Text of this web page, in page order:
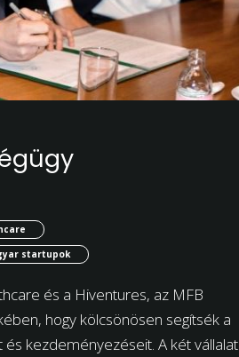
startupok
és a Hiventures, az MFB
hogy kölcsönösen segítsék a
kezdeményezéseit. A két vállalat